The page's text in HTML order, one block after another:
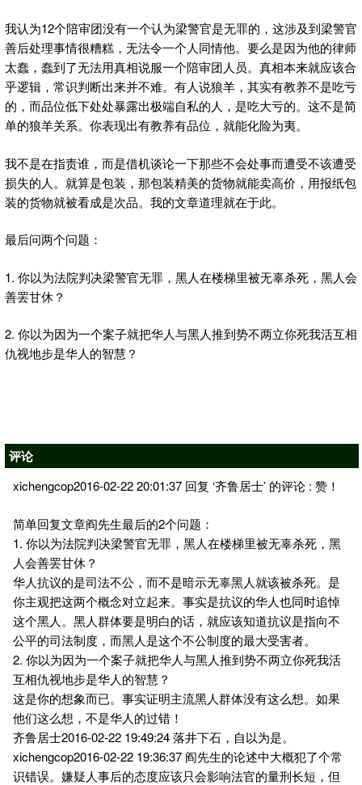
我认为12个陪审团没有一个认为梁警官是无罪的，这涉及到梁警官
善后处理事情很糟糕，无法令一个人同情他。要么是因为他的律师
太蠢，蠢到了无法用真相说服一个陪审团人员。真相本来就应该合
乎逻辑，常识判断出来并不难。有人说狼羊，其实有教养不是吃亏
的，而品位低下处处暴露出极端自私的人，是吃大亏的。这不是简
单的狼羊关系。你表现出有教养有品位，就能化险为夷。
我不是在指责谁，而是借机谈论一下那些不会处事而遭受不该遭受
损失的人。就算是包装，那包装精美的货物就能卖高价，用报纸包
装的货物就被看成是次品。我的文章道理就在于此。
最后问两个问题：
1. 你以为法院判决梁警官无罪，黑人在楼梯里被无辜杀死，黑人会
善罢甘休？
2. 你以为因为一个案子就把华人与黑人推到势不两立你死我活互相
仇视地步是华人的智慧？
评论
xichengcop2016-02-22 20:01:37 回复 ‘齐鲁居士’ 的评论 : 赞！
简单回复文章阎先生最后的2个问题：
1. 你以为法院判决梁警官无罪，黑人在楼梯里被无辜杀死，黑
人会善罢甘休？
华人抗议的是司法不公，而不是暗示无辜黑人就该被杀死。是
你主观把这两个概念对立起来。事实是抗议的华人也同时追悼
这个黑人。黑人群体要是明白的话，就应该知道抗议是指向不
公平的司法制度，而黑人是这个不公制度的最大受害者。
2. 你以为因为一个案子就把华人与黑人推到势不两立你死我活
互相仇视地步是华人的智慧？
这是你的想象而已。事实证明主流黑人群体没有这么想。如果
他们这么想，不是华人的过错！
齐鲁居士2016-02-22 19:49:24 落井下石，自以为是。
xichengcop2016-02-22 19:36:37 阎先生的论述中大概犯了个常
识错误。嫌疑人事后的态度应该只会影响法官的量刑长短，但